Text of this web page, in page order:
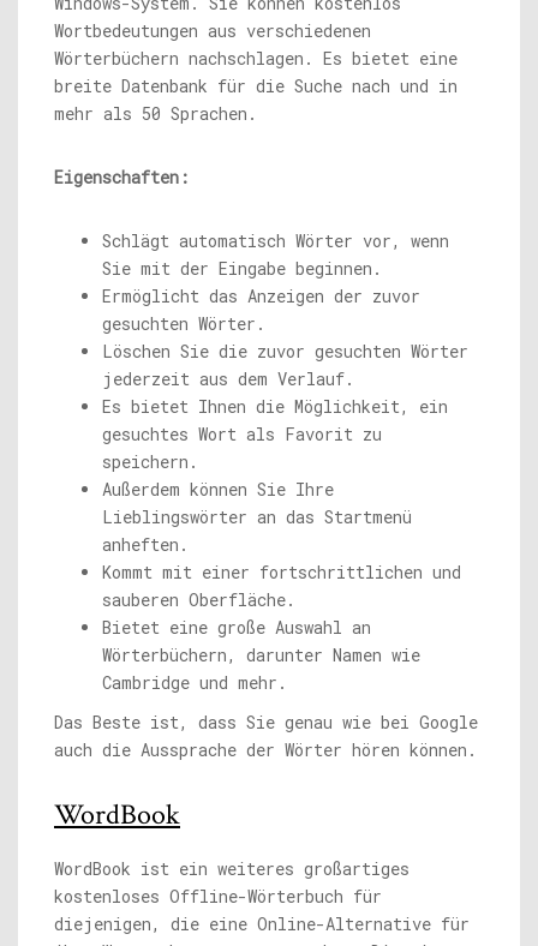
Wortbedeutungen aus verschiedenen
Wörterbüchern nachschlagen. Es bietet eine
breite Datenbank für die Suche nach und in
mehr als 50 Sprachen.
Eigenschaften:
Schlägt automatisch Wörter vor, wenn
Sie mit der Eingabe beginnen.
Ermöglicht das Anzeigen der zuvor
gesuchten Wörter.
Löschen Sie die zuvor gesuchten Wörter
jederzeit aus dem Verlauf.
Es bietet Ihnen die Möglichkeit, ein
gesuchtes Wort als Favorit zu
speichern.
Außerdem können Sie Ihre
Lieblingswörter an das Startmenü
anheften.
Kommt mit einer fortschrittlichen und
sauberen Oberfläche.
Bietet eine große Auswahl an
Wörterbüchern, darunter Namen wie
Cambridge und mehr.
Das Beste ist, dass Sie genau wie bei Google
auch die Aussprache der Wörter hören können.
WordBook
WordBook ist ein weiteres großartiges
kostenloses Offline-Wörterbuch für
diejenigen, die eine Online-Alternative für